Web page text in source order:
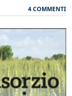
4 COMMENTI